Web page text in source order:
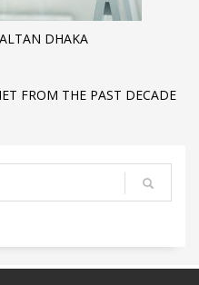
DHAKA
FROM THE PAST DECADE